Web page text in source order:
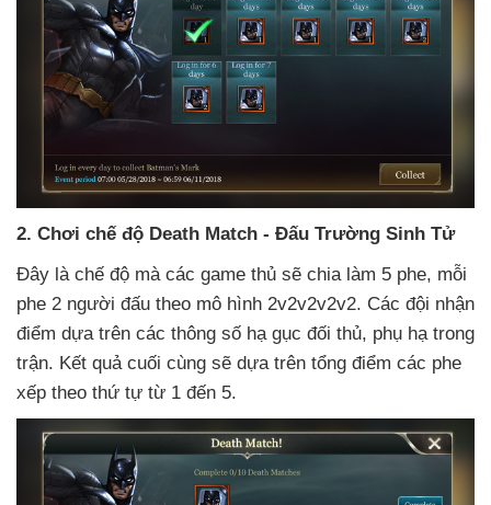
2. Chơi chế độ Death Match - Đấu Trường Sinh Tử
Đây là chế độ mà các game thủ sẽ chia làm 5 phe, mỗi
phe 2 người đấu theo mô hình 2v2v2v2v2. Các đội nhận
điểm dựa trên các thông số hạ gục đối thủ, phụ hạ trong
trận. Kết quả cuối cùng sẽ dựa trên tổng điểm các phe
xếp theo thứ tự từ 1 đến 5.